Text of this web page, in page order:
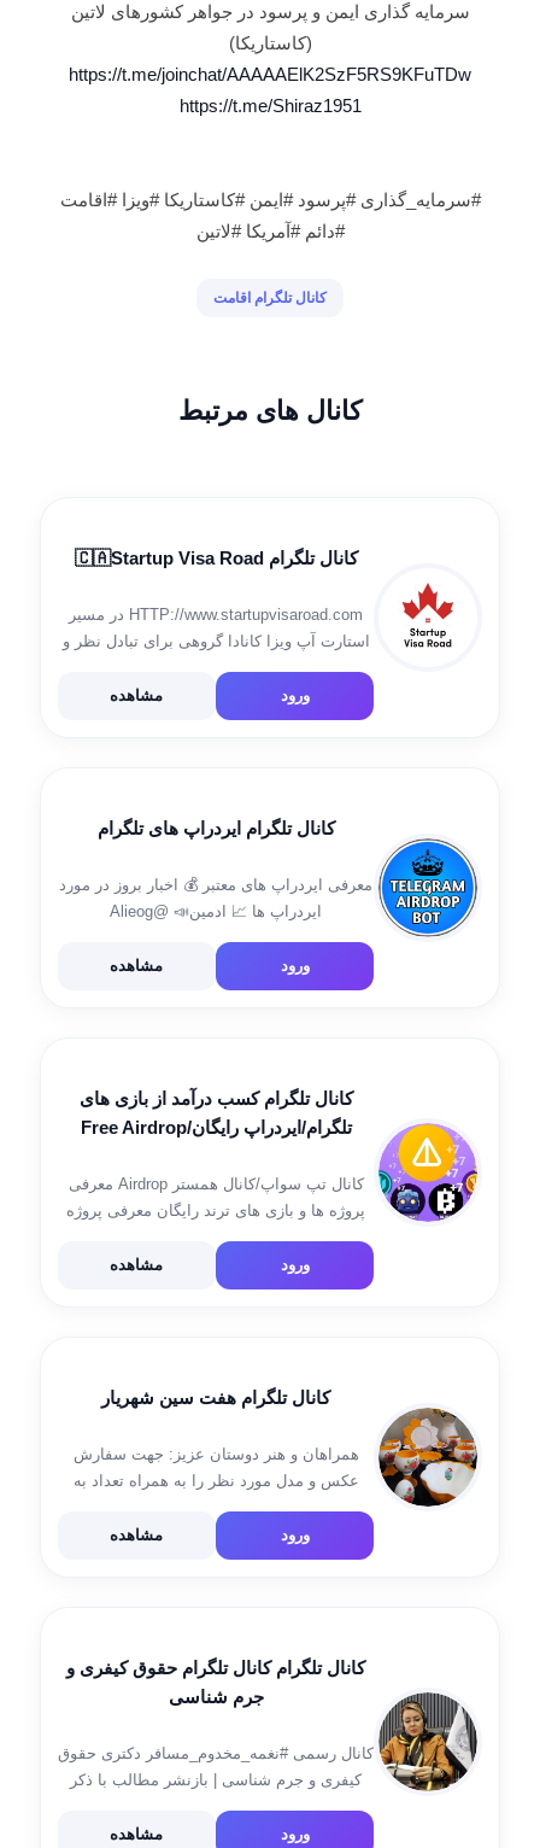
سرمایه گذاری ایمن و پرسود در جواهر کشورهای لاتین
(کاستاریکا)
https://t.me/joinchat/AAAAAElK2SzF5RS9KFuTDw
https://t.me/Shiraz1951
#سرمایه_گذاری #پرسود #ایمن #کاستاریکا #ویزا #اقامت
#دائم #آمریکا #لاتین
کانال تلگرام اقامت
کانال های مرتبط
کانال تلگرام 🇨🇦Startup Visa Road
HTTP://www.startupvisaroad.com در مسیر
استارت آپ ویزا کانادا گروهی برای تبادل نظر و
ورود
مشاهده
کانال تلگرام ایردراپ های تلگرام
معرفی ایردراپ های معتبر 💰 اخبار بروز در مورد
ایردراپ ها 📈 ادمین📣 @Alieog
ورود مشاهده
کانال تلگرام کسب درآمد از بازی های
تلگرام/ایردراپ رایگان/Free Airdrop
کانال تپ سواپ/کانال همستر Airdrop معرفی
پروژه ها و بازی های ترند رایگان معرفی پروژه
اخبار ارز دیجیتال
ورود مشاهده
کانال تلگرام هفت سین شهریار
همراهان و هنر دوستان عزیز: جهت سفارش
عکس و مدل مورد نظر را به همراه تعداد به
سفارشات به عهده خریدار جهت سفارش تلفن
۰۹۰۳۵۲۹۹۳۰۷ 0312247650 ادرس […]
ورود مشاهده
کانال تلگرام کانال تلگرام حقوق کیفری و
جرم شناسی
کانال رسمی #نغمه_مخدوم_مسافر دکتری حقوق
کیفری و جرم شناسی | بازنشر مطالب با ذکر
ورود
مشاهده